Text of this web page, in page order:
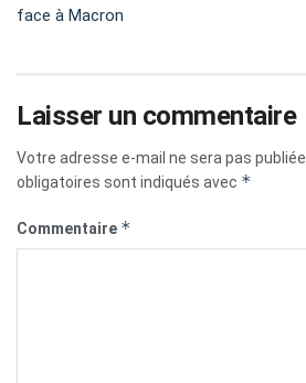
face à Macron
Laisser un commentaire
Votre adresse e-mail ne sera pas publiée.
obligatoires sont indiqués avec *
Commentaire *